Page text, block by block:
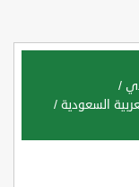
/
السعودية /